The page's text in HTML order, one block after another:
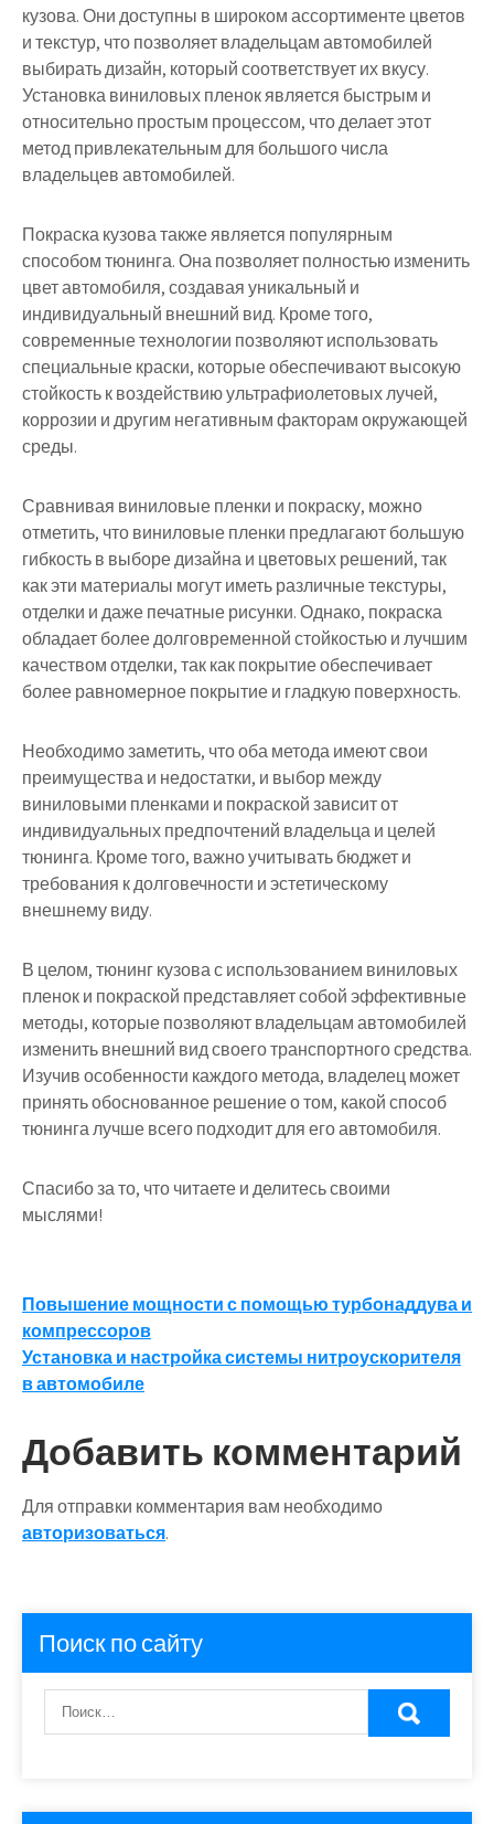
кузова. Они доступны в широком ассортименте цветов
и текстур, что позволяет владельцам автомобилей
выбирать дизайн, который соответствует их вкусу.
Установка виниловых пленок является быстрым и
относительно простым процессом, что делает этот
метод привлекательным для большого числа
владельцев автомобилей.
Покраска кузова также является популярным
способом тюнинга. Она позволяет полностью изменить
цвет автомобиля, создавая уникальный и
индивидуальный внешний вид. Кроме того,
современные технологии позволяют использовать
специальные краски, которые обеспечивают высокую
стойкость к воздействию ультрафиолетовых лучей,
коррозии и другим негативным факторам окружающей
среды.
Сравнивая виниловые пленки и покраску, можно
отметить, что виниловые пленки предлагают большую
гибкость в выборе дизайна и цветовых решений, так
как эти материалы могут иметь различные текстуры,
отделки и даже печатные рисунки. Однако, покраска
обладает более долговременной стойкостью и лучшим
качеством отделки, так как покрытие обеспечивает
более равномерное покрытие и гладкую поверхность.
Необходимо заметить, что оба метода имеют свои
преимущества и недостатки, и выбор между
виниловыми пленками и покраской зависит от
индивидуальных предпочтений владельца и целей
тюнинга. Кроме того, важно учитывать бюджет и
требования к долговечности и эстетическому
внешнему виду.
В целом, тюнинг кузова с использованием виниловых
пленок и покраской представляет собой эффективные
методы, которые позволяют владельцам автомобилей
изменить внешний вид своего транспортного средства.
Изучив особенности каждого метода, владелец может
принять обоснованное решение о том, какой способ
тюнинга лучше всего подходит для его автомобиля.
Спасибо за то, что читаете и делитесь своими
мыслями!
Навигация
по
записям
Повышение мощности с помощью турбонаддува и
компрессоров
Установка и настройка системы нитроускорителя
в автомобиле
Добавить комментарий
Для отправки комментария вам необходимо
авторизоваться.
Поиск по сайту